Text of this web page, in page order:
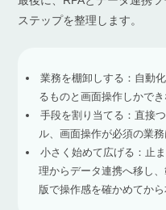
ステップを整理します。
業務を棚卸しする：自動
るものと画面操作しかでき
手段を割り当てる：直接
ル、画面操作が必須の業務
小さく始めて広げる：止
理からデータ連携へ移し
版で操作感を確かめてか